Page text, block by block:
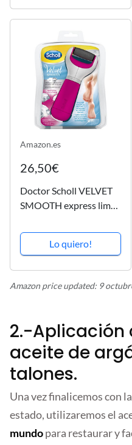
Amazon.es
26,50€
Doctor Scholl VELVET
SMOOTH express lima
Lo quiero!
Amazon price updated: 9
2.-Aplicación
aceite de
talones.
Una vez finalicemos con
estado, utilizaremos el
mundopara restaurar y